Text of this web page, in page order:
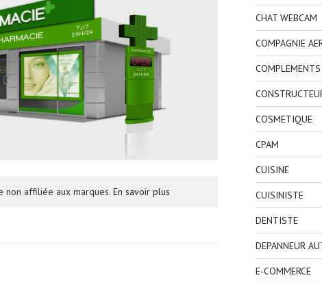
non affiliée aux marques. En savoir plus
CHAT WEBCAM
COMPAGNIE
COSMETIQUE
CPAM
CUISINE
CUISINISTE
DENTISTE
DEPANNEUR
E-COMMERCE